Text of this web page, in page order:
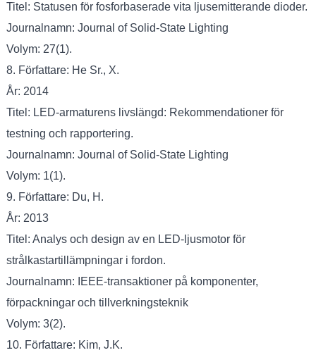
Titel: Statusen för fosforbaserade vita ljusemitterande dioder.
Journalnamn: Journal of Solid-State Lighting
Volym: 27(1).
8. Författare: He Sr., X.
År: 2014
Titel: LED-armaturens livslängd: Rekommendationer för
testning och rapportering.
Journalnamn: Journal of Solid-State Lighting
Volym: 1(1).
9. Författare: Du, H.
År: 2013
Titel: Analys och design av en LED-ljusmotor för
strålkastartillämpningar i fordon.
Journalnamn: IEEE-transaktioner på komponenter,
förpackningar och tillverkningsteknik
Volym: 3(2).
10. Författare: Kim, J.K.